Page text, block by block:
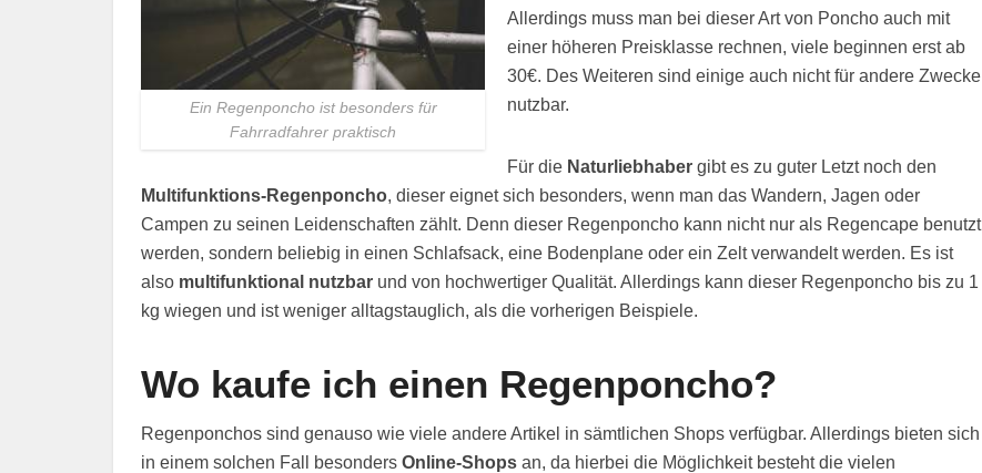
Ein Regenponcho ist besonders für
Fahrradfahrer praktisch
Allerdings muss man bei dieser Art von Poncho auch mit
einer höheren Preisklasse rechnen, viele beginnen erst ab
30€. Des Weiteren sind einige auch nicht für andere Zwecke
nutzbar.
Für die Naturliebhaber gibt es zu guter Letzt noch den
Multifunktions-Regenponcho, dieser eignet sich besonders, wenn man das Wandern, Jagen oder
Campen zu seinen Leidenschaften zählt. Denn dieser Regenponcho kann nicht nur als Regencape benutzt
werden, sondern beliebig in einen Schlafsack, eine Bodenplane oder ein Zelt verwandelt werden. Es ist
also multifunktional nutzbar und von hochwertiger Qualität. Allerdings kann dieser Regenponcho bis zu 1
kg wiegen und ist weniger alltagstauglich, als die vorherigen Beispiele.
Wo kaufe ich einen Regenponcho?
Regenponchos sind genauso wie viele andere Artikel in sämtlichen Shops verfügbar. Allerdings bieten sich
in einem solchen Fall besonders Online-Shops an, da hierbei die Möglichkeit besteht die vielen